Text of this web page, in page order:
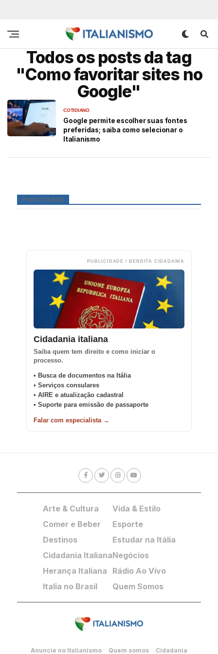
Todos os posts da tag
"Como favoritar sites no
Google"
COTIDIANO
Google permite escolher suas fontes
preferidas; saiba como selecionar o
Italianismo
PUBLICIDADE
PUBLICIDADE / BENDITA CIDADANIA
Cidadania italiana
Saiba quem tem direito e como iniciar o
processo.
• Busca de documentos na Itália
• Serviços consulares
• AIRE e atualização cadastral
• Suporte para emissão de passaporte
Falar com especialista →
Arte & Cultura
Comer e Beber
Destinos
Cidadania Italiana
Herança Italiana
Italia no Brasil
Vida & Estilo
Esporte
Estudar na Itália
Negócios
Rádio Ao Vivo
Quem Somos
Anuncie no Italianismo Quem somos Cidadania